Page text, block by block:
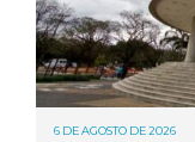
6 DE AGOSTO DE 2026